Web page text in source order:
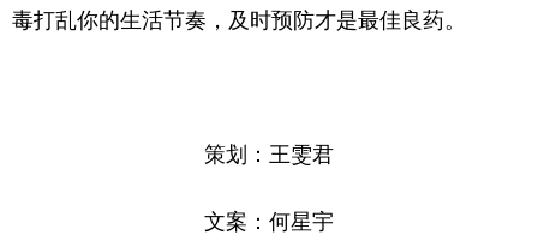
毒打乱你的生活节奏，及时预防才是最佳良药。
策划：王雯君
文案：何星宇